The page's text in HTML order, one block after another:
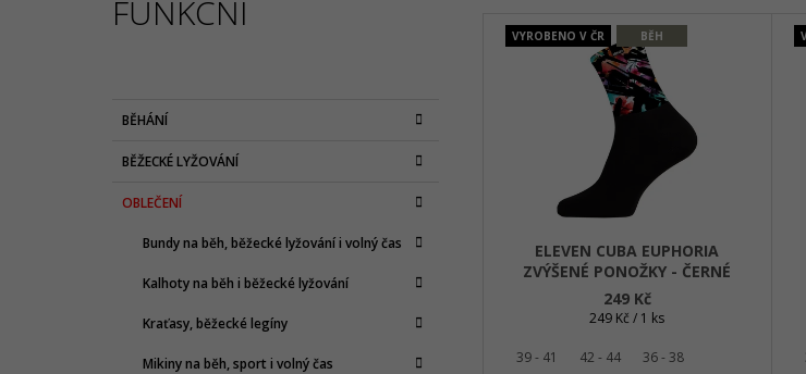
FUNKČNÍ
kategorie
A
O
BĚHÁNÍ
BĚŽECKÉ LYŽOVÁNÍ
OBLEČENÍ
Bundy na běh, běžecké lyžování i volný čas
Kalhoty na běh i běžecké lyžování
Kraťasy, běžecké legíny
Mikiny na běh, sport i volný čas
VYROBENO V ČR BĚH
ELEVEN CUBA EUPHORIA
ZVÝŠENÉ PONOŽKY - ČERNÉ
249 Kč
Měrná
249 Kč / 1 ks
39 - 41 42 - 44 36 - 38
ON LIGHTWEIGHT CAP ROCK
SALMING RECOIL PRIME 2 UNISEX -
ORANGE/BLUE
4 199 Kč